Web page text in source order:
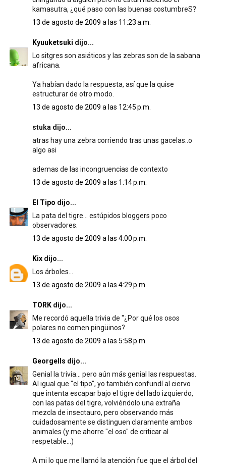
kamasutra, ¿qué paso con las buenas costumbreS?
13 de agosto de 2009 a las 11:23 a.m.
Kyuuketsuki dijo...
Lo sitgres son asiáticos y las zebras son de la sabana
africana.
Ya habían dado la respuesta, así que la quise
estructurar de otro modo.
13 de agosto de 2009 a las 12:45 p.m.
stuka dijo...
atras hay una zebra corriendo tras unas gacelas..o
algo asi
ademas de las incongruencias de contexto
13 de agosto de 2009 a las 1:14 p.m.
El Tipo dijo...
La pata del tigre... estúpidos bloggers poco
observadores.
13 de agosto de 2009 a las 4:00 p.m.
Kixdijo...
Los árboles...
13 de agosto de 2009 a las 4:29 p.m.
TORKdijo...
Me recordó aquella trivia de "¿Por qué los osos
polares no comen pingüinos?
13 de agosto de 2009 a las 5:58 p.m.
Georgells dijo...
Genial la trivia... pero aún más genial las respuestas.
Al igual que "el tipo", yo también confundí al ciervo
que intenta escapar bajo el tigre del lado izquierdo,
con las patas del tigre, volviéndolo una extraña
mezcla de insectauro, pero observando más
cuidadosamente se distinguen claramente ambos
animales (y me ahorre "el oso" de criticar al
respetable...)
A mi lo que me llamó la atención fue que el árbol del